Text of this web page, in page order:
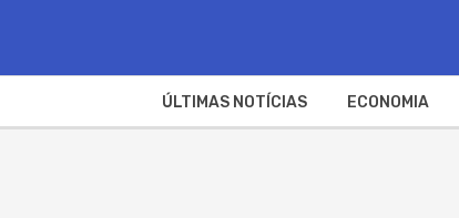
ÚLTIMAS NOTÍCIAS ECONOMIA